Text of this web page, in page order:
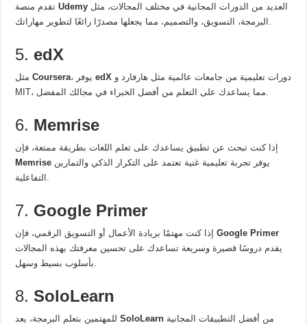
تقدم منصةUdemy
5. edX
مثلCoursera ، يوفرedX
6. Memrise
إذا كنت تبحث عن تطبيق يساعدك على تعلم اللغات بطريقة ممتعة، فإن
Memrise
7. Google Primer
إذا كنت مهتمًا بريادة الأعمال أو التسويق الرقمي، فإنGoogle Primer
يقدم دروسًا قصيرة وسريعة تساعدك على تحسين معرفتك بهذه المجالات
8.SoloLearn
للمهتمين بتعلم البرمجة، يعدSoloLearn